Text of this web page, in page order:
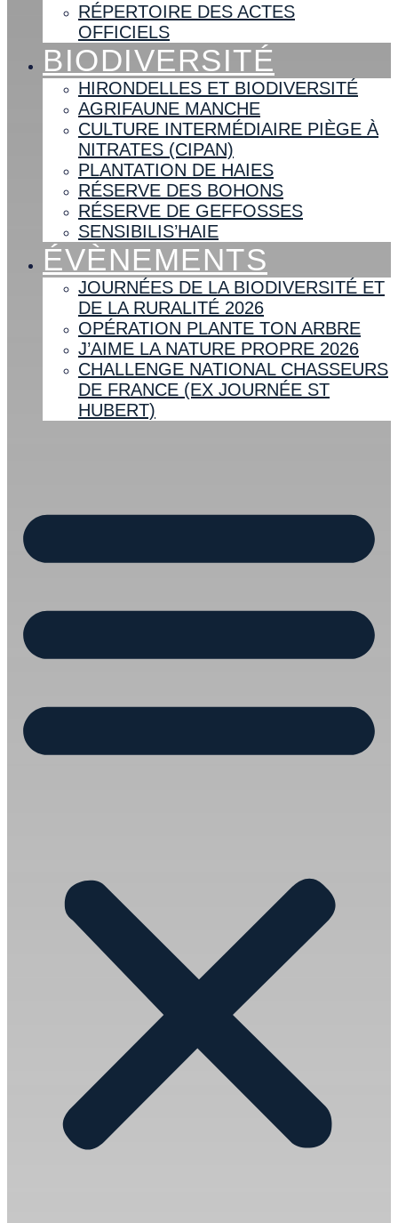
RÉPERTOIRE DES ACTES
OFFICIELS
BIODIVERSITÉ
HIRONDELLES ET BIODIVERSITÉ
AGRIFAUNE MANCHE
CULTURE INTERMÉDIAIRE PIÈGE À
NITRATES (CIPAN)
PLANTATION DE HAIES
RÉSERVE DES BOHONS
RÉSERVE DE GEFFOSSES
SENSIBILIS’HAIE
ÉVÈNEMENTS
JOURNÉES DE LA BIODIVERSITÉ ET
DE LA RURALITÉ 2026
OPÉRATION PLANTE TON ARBRE
J’AIME LA NATURE PROPRE 2026
CHALLENGE NATIONAL CHASSEURS
DE FRANCE (EX JOURNÉE ST
HUBERT)